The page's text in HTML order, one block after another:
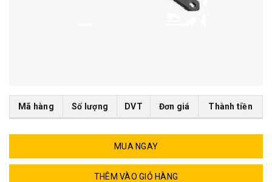
Mã hàng Số lượng DVT Đơn giá Thành tiền
MUA NGAY
THÊM VÀO GIỎ HÀNG